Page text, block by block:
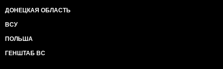
ДОНЕЦКАЯ ОБЛАСТЬ
ВСУ
ПОЛЬША
ГЕНШТАБ ВС